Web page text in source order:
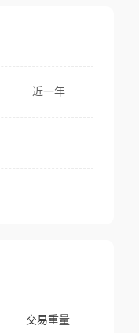
近一年
交易重量